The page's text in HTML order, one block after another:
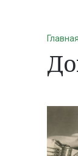
Главная